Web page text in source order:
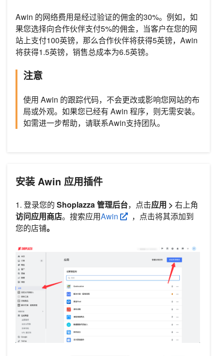
Awin 的网络费用是经过验证的佣金的30%。例如，如
果您选择向合作伙伴支付5%的佣金，当客户在您的网
站上支付100英镑，那么合作伙伴将获得5英镑，Awin
将获得1.5英镑，销售总成本为6.5英镑。
注意
使用 Awin 的跟踪代码，不会更改或影响您网站的布
局或外观。如果您已经有 Awin 程序，则无需安装。
如需进一步帮助，请联系Awin支持团队。
安装 Awin 应用插件
1. 登录您的 Shoplazza 管理后台，点击应用 > 右上角
访问应用商店。搜索应用Awin
，点击将其添加到
您的店铺。